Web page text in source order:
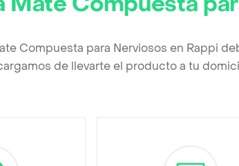
Compuesta para Nerviosos en Rappi
de llevarte el producto a tu